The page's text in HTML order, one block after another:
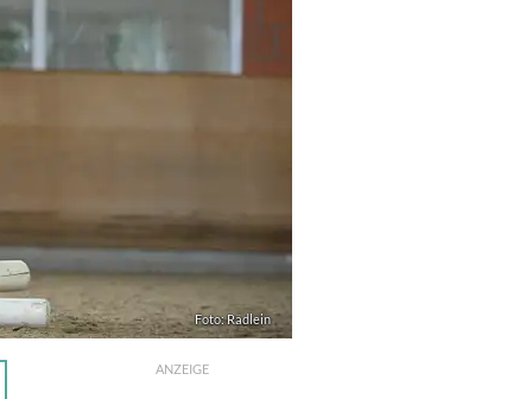
Foto: Rädlein
ANZEIGE